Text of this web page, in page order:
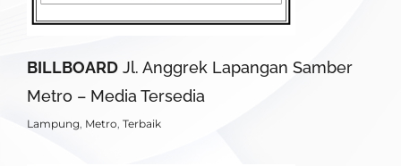
BILLBOARD Jl. Anggrek Lapangan Samber
Metro – Media Tersedia
Lampung Metro Terbaik